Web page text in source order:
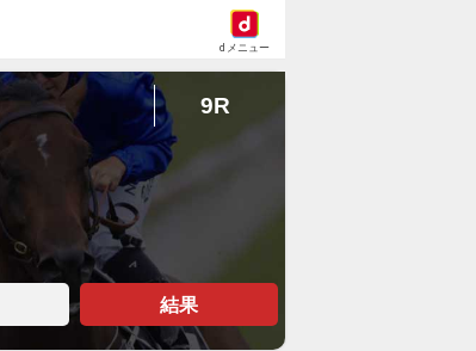
dメニュー
9R
結果